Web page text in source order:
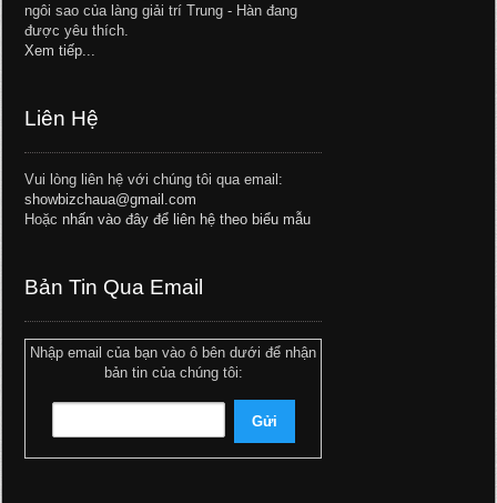
ngôi sao của làng giải trí Trung - Hàn đang
được yêu thích.
Xem tiếp...
Liên Hệ
Vui lòng liên hệ với chúng tôi qua email:
showbizchaua@gmail.com
Hoặc nhấn vào đây để liên hệ theo biểu mẫu
Bản Tin Qua Email
Nhập email của bạn vào ô bên dưới để nhận
bản tin của chúng tôi: